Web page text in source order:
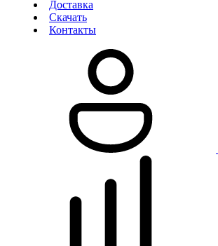
Доставка
Скачать
Контакты